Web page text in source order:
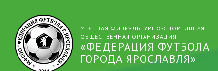
МЕСТНАЯ ФИЗКУЛЬТУРНО-СПОРТИВНАЯ
ОБЩЕСТВЕННАЯ ОРГАНИЗАЦИЯ
«ФЕДЕРАЦИЯ ФУТБОЛА
ГОРОДА ЯРОСЛАВЛЯ»